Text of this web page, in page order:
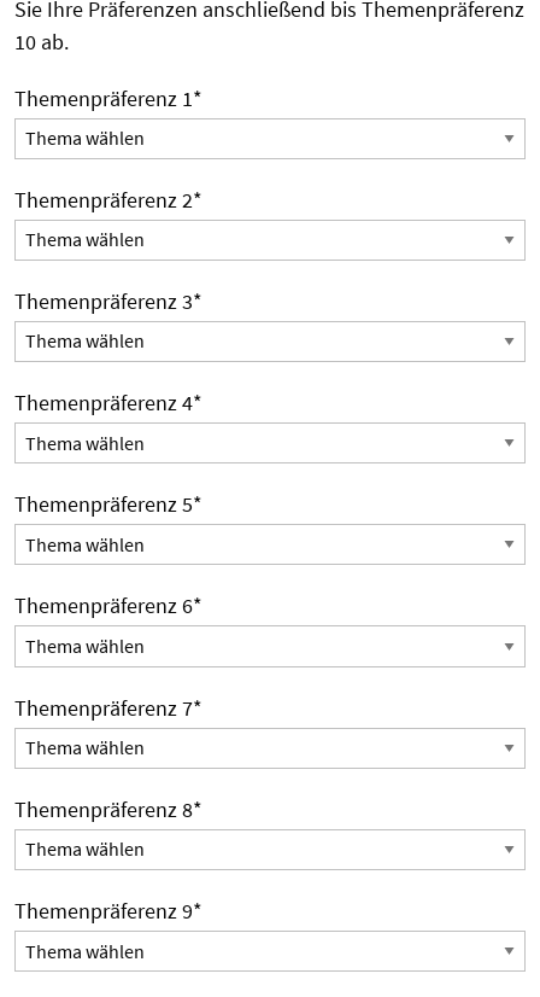
Sie Ihre Präferenzen anschließend bis Themenpräferenz
10 ab.
Themenpräferenz 1*
Themenpräferenz 2*
Themenpräferenz 3*
Themenpräferenz 4*
Themenpräferenz 5*
Themenpräferenz 6*
Themenpräferenz 7*
Themenpräferenz 8*
Themenpräferenz 9*